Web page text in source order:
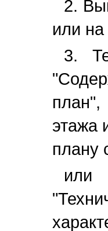
2.
или на
3.
этажа
плану
или